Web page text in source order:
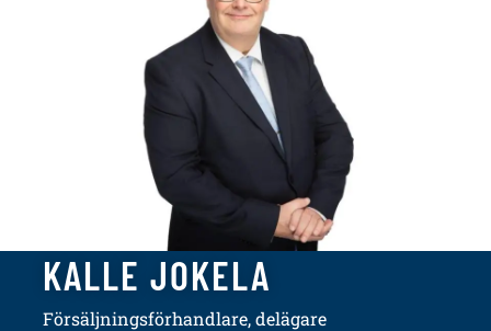
KALLE JOKELA
Försäljningsförhandlare, delägare